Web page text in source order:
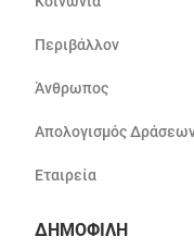
Περιβάλλον
Άνθρωπος
Απολογισμός
Εταιρεία
ΔΗΜΟΦΙΛΗ